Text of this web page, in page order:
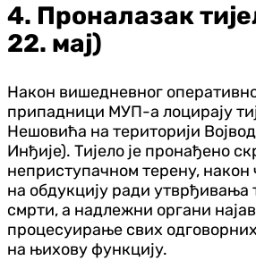
4. Проналазак
22. мај)
Након вишедневног
припадници МУП-а лоцирају
Нешовића на територији
Инђије). Тијело је пронађено
неприступачном терену, након
на обдукцију ради утврђивања
смрти, а надлежни органи
процесуирање свих
на њихову функцију.